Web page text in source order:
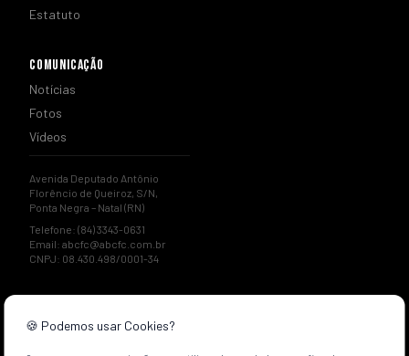
Estatuto
COMUNICAÇÃO
Notícias
Fotos
Vídeos
Avenida Deputado Antônio
Florêncio de Queiroz, S/N,
Ponta Negra – Natal (RN)
Telefone: (84) 3343-0631
Email: abcfc@abcfc.com.br
CNPJ: 08.430.498/0001-34
🍪 Podemos usar Cookies?